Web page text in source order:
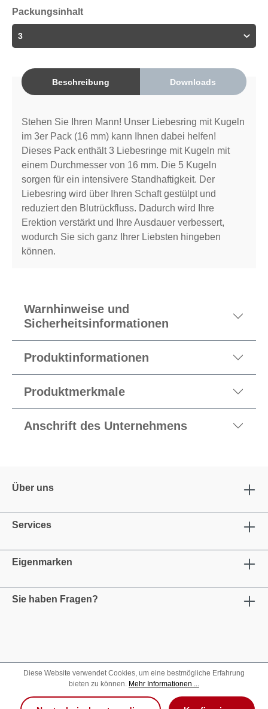
Packungsinhalt
Beschreibung Downloads
Stehen Sie Ihren Mann! Unser Liebesring mit Kugeln
im 3er Pack (16 mm) kann Ihnen dabei helfen!
Dieses Pack enthält 3 Liebesringe mit Kugeln mit
einem Durchmesser von 16 mm. Die 5 Kugeln
sorgen für ein intensivere Standhaftigkeit. Der
Liebesring wird über Ihren Schaft gestülpt und
reduziert den Blutrückfluss. Dadurch wird Ihre
Erektion verstärkt und Ihre Ausdauer verbessert,
wodurch Sie sich ganz Ihrer Liebsten hingeben
können.
Warnhinweise und
Sicherheitsinformationen
Produktinformationen
Produktmerkmale
Anschrift des Unternehmens
Über uns
Services
Eigenmarken
Sie haben Fragen?
Diese Website verwendet Cookies, um eine bestmögliche Erfahrung
bieten zu können. Mehr Informationen ...